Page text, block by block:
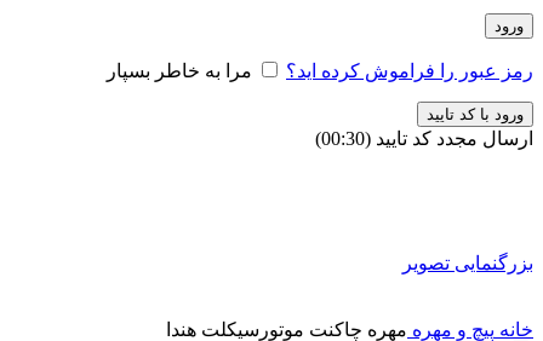
ورود
رمز عبور را فراموش کرده اید؟ مرا به خاطر بسپار
ورود با کد تایید
ارسال مجدد کد تایید (00:
30
)
بزرگنمایی تصویر
خانه پیچ و مهره مهره چاکنت موتورسیکلت هندا